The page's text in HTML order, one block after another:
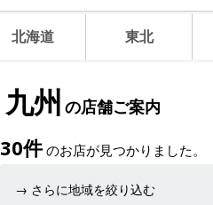
北海道 東北
九州 の店舗ご案内
30件 のお店が見つかりました。
→ さらに地域を絞り込む